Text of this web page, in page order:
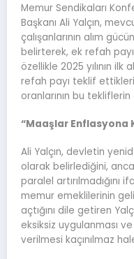
Memur Sendikaları
Başkanı Ali Yalçın,
çalışanlarının alım
belirterek, ek refah
özellikle 2025 yılının ilk
refah payı teklif
oranlarının bu tekliflerin
“Maaşlar Enflasyona
Ali Yalçın, devletin
olarak belirlediğini,
paralel artırılmadığını
memur emeklilerinin
açtığını dile getiren
eksiksiz uygulanması
verilmesi kaçınılmaz